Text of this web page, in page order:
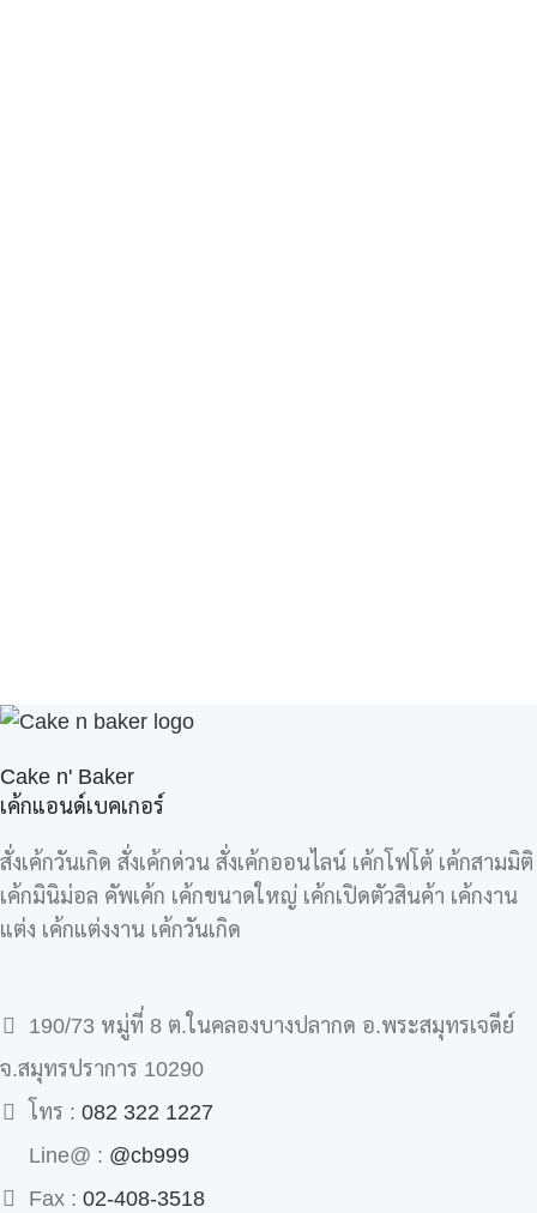
Cake n' Baker
เค้กแอนด์เบคเกอร์
สั่งเค้กวันเกิด สั่งเค้กด่วน สั่งเค้กออนไลน์ เค้กโฟโต้ เค้กสามมิติ
เค้กมินิม่อล คัพเค้ก เค้กขนาดใหญ่ เค้กเปิดตัวสินค้า เค้กงาน
แต่ง เค้กแต่งงาน เค้กวันเกิด
190/73 หมู่ที่ 8 ต.ในคลองบางปลากด อ.พระสมุทรเจดีย์
จ.สมุทรปราการ 10290
โทร : 082 322 1227
Line@ : @cb999
Fax : 02-408-3518